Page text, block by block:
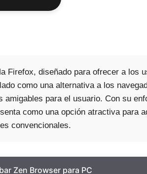
Firefox, diseñado para ofrecer a los
como una alternativa a los
para el usuario. Con su
como una opción atractiva para
convencionales.
Zen Browser para PC